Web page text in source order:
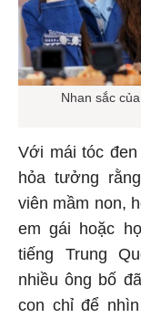
Nhan sắc
Với mái tóc
hỏa tưởng
viên mầm non,
em gái hoặc
tiếng Trung
nhiều ông bố
con chỉ để